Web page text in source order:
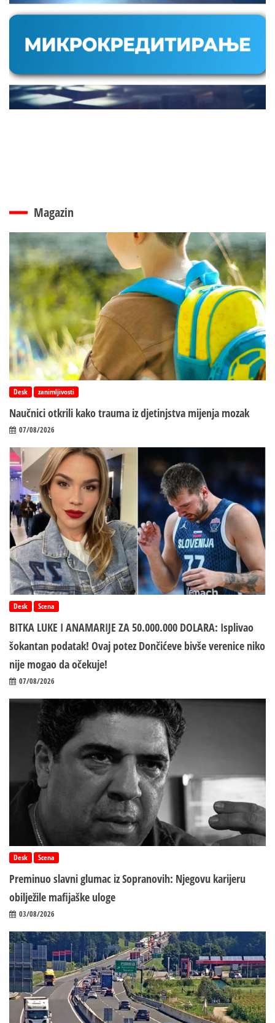
Magazin
Desk zanimljivosti
Naučnici otkrili kako trauma iz d‌jetinjstva mijenja mozak
07/08/2026
Desk Scena
BITKA LUKE I ANAMARIJE ZA 50.000.000 DOLARA: Isplivao
šokantan podatak! Ovaj potez Dončićeve bivše verenice niko
nije mogao da očekuje!
07/08/2026
Desk Scena
Preminuo slavni glumac iz Sopranovih: Njegovu karijeru
obilježile mafijaške uloge
03/08/2026